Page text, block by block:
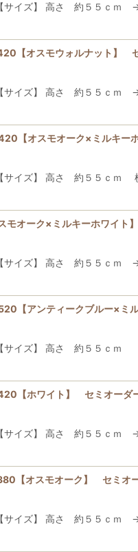
【サイズ】 高さ 約５
【オスモウォルナット】
【サイズ】 高さ 約５
【オスモオーク×ミルキ
ー品 【サイズ】
オーク×ミルキーホワイ
【サイズ】 高さ 約
【アンティークブルー×
【サイズ】 高さ 約５
【ホワイト】 セミオー
品 【サイズ】 高さ
【オスモオーク】 セミ
【サイズ】 高さ 約